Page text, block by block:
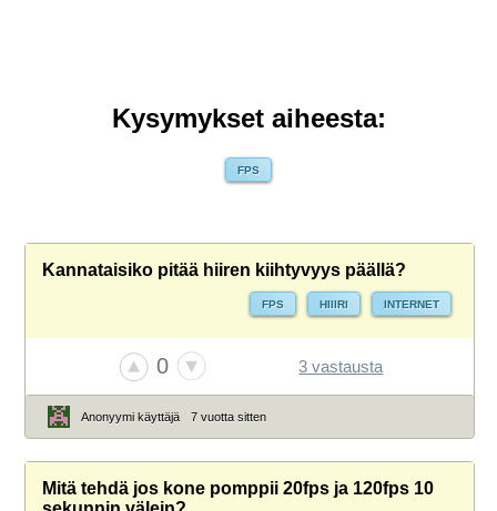
Kysymykset aiheesta:
FPS
Kannataisiko pitää hiiren kiihtyvyys päällä?
FPS HIIIRI INTERNET
0 3 vastausta
Anonyymi käyttäjä 7 vuotta sitten
Mitä tehdä jos kone pomppii 20fps ja 120fps 10